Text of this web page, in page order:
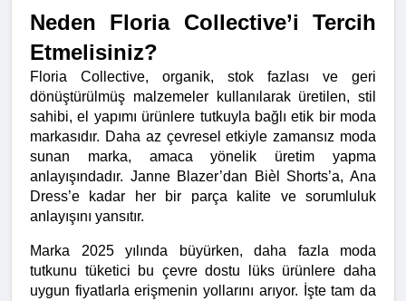
Neden Floria Collective’i Tercih
Etmelisiniz?
Floria Collective, organik, stok fazlası ve geri
dönüştürülmüş malzemeler kullanılarak üretilen, stil
sahibi, el yapımı ürünlere tutkuyla bağlı etik bir moda
markasıdır. Daha az çevresel etkiyle zamansız moda
sunan marka, amaca yönelik üretim yapma
anlayışındadır. Janne Blazer’dan Bièl Shorts’a, Ana
Dress’e kadar her bir parça kalite ve sorumluluk
anlayışını yansıtır.
Marka 2025 yılında büyürken, daha fazla moda
tutkunu tüketici bu çevre dostu lüks ürünlere daha
uygun fiyatlarla erişmenin yollarını arıyor. İşte tam da